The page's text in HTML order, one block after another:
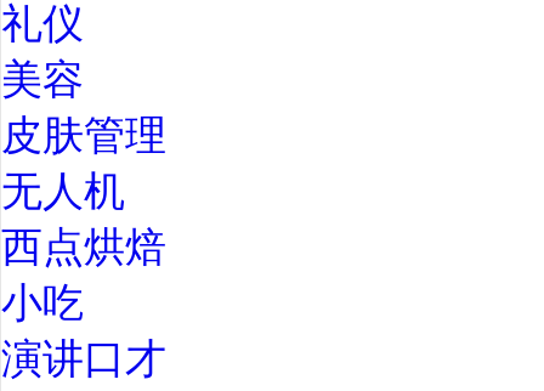
礼仪
美容
皮肤管理
无人机
西点烘焙
小吃
演讲口才